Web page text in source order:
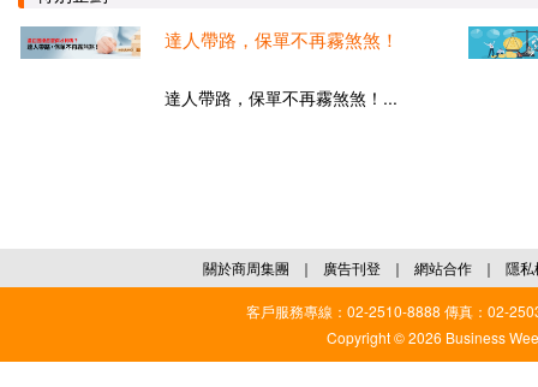
達人帶路，保單不再霧煞煞！
達人帶路，保單不再霧煞煞！...
關於商周集團 ｜ 廣告刊登 ｜ 網站合作 ｜ 隱私
客戶服務專線：02-2510-8888 傳真：02-
Copyright © 2026 Business